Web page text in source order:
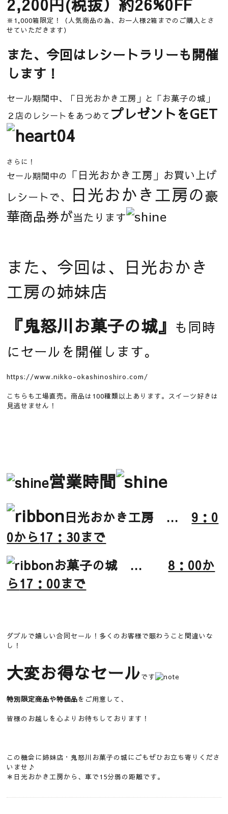
2,200円(税抜）約26%0FF
※1,000箱限定！（人気商品の為、お一人様2箱までのご購入とさ
せていただきます）
また、今回はレシートラリーも開催
します！
セール期間中、「日光おかき工房」と「お菓子の城」
２店のレシートをあつめて プレゼントをGET
さらに！
セール期間中の 「日光おかき工房」お買い上げ
レシートで、
日光おかき工房の豪
華商品券が当たります
また、今回は、日光おかき
工房の姉妹店
『鬼怒川お菓子の城』 も 同時
にセールを開催します。
https://www.nikko-okashinoshiro.com/
こちらも工場直売。商品は100種類以上あります。スイーツ好きは
見逃せません！
営業時間
日光おかき工房 ...
9：0
0から17：30まで
お菓子の城 ... 8：00か
ら17：00まで
ダブルで嬉しい合同セール！多くのお客様で賑わうこと間違いな
し！
大変お得なセールです
特別限定商品や特価品をご用意して、
皆様のお越しを心よりお待ちしております！
この機会に姉妹店・鬼怒川お菓子の城にごもぜひお立ち寄りくださ
いませ♪
＊日光おかき工房から、車で15分弱の距離です。